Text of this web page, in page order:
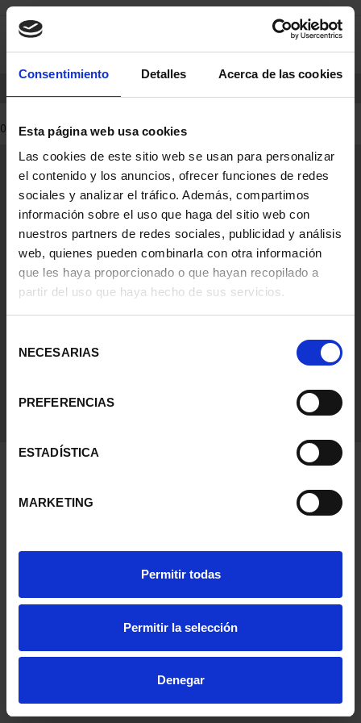
Consentimiento Detalles Acerca de las cookies
Esta página web usa cookies
Las cookies de este sitio web se usan para personalizar
el contenido y los anuncios, ofrecer funciones de redes
sociales y analizar el tráfico. Además, compartimos
información sobre el uso que haga del sitio web con
nuestros partners de redes sociales, publicidad y análisis
web, quienes pueden combinarla con otra información
que les haya proporcionado o que hayan recopilado a
partir del uso que haya hecho de sus servicios.
NECESARIAS
PREFERENCIAS
ESTADÍSTICA
MARKETING
Permitir todas
Permitir la selección
Denegar
saltar
contenido
Saltar
men
0
0 Productos encontrados
Información General
Contacto
Preguntas Frequentes (FAQs)
Aviso Legal
Condiciones Legales